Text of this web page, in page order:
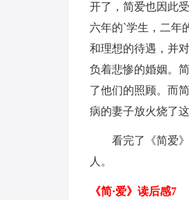
开了，简爱也因此
六年的`学生，二年
和理想的待遇，并
负着悲惨的婚姻。
了他们的照顾。而
病的妻子放火烧了
看完了《简爱
人。
《简·爱》读后感7